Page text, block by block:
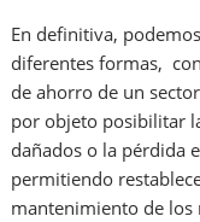
En definitiva,
diferentes formas,
de ahorro de un
por objeto posibilitar
dañados o la pérdida
permitiendo
mantenimiento de los